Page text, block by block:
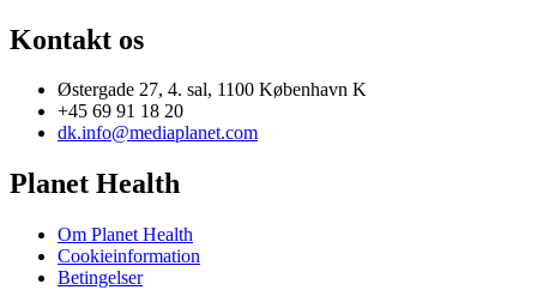
Kontakt os
Østergade 27, 4. sal, 1100 København K
+45 69 91 18 20
dk.info@mediaplanet.com
Planet Health
Om Planet Health
Cookieinformation
Betingelser